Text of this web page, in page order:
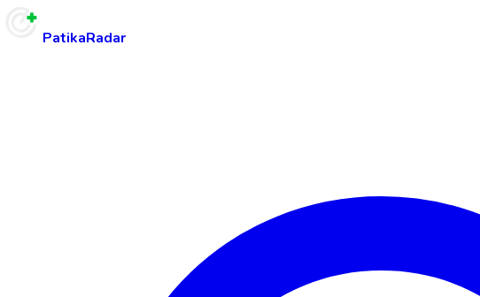
PatikaRadar